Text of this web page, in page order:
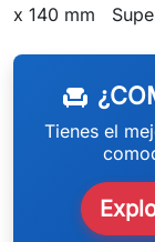
x 140 mm
chair
Tienes el